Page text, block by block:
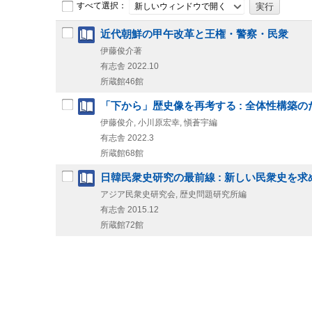
すべて選択： 新しいウィンドウで開く
近代朝鮮の甲午改革と王権・警察・民衆
伊藤俊介著
有志舎 2022.10
所蔵館46館
「下から」歴史像を再考する : 全体性構築
伊藤俊介, 小川原宏幸, 愼蒼宇編
有志舎 2022.3
所蔵館68館
日韓民衆史研究の最前線 : 新しい民衆史を求
アジア民衆史研究会, 歴史問題研究所編
有志舎 2015.12
所蔵館72館